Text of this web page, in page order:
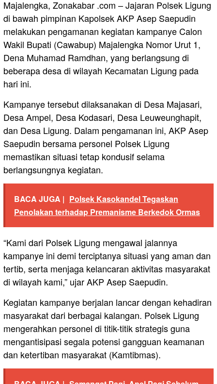
Majalengka, Zonakabar .com – Jajaran Polsek Ligung
di bawah pimpinan Kapolsek AKP Asep Saepudin
melakukan pengamanan kegiatan kampanye Calon
Wakil Bupati (Cawabup) Majalengka Nomor Urut 1,
Dena Muhamad Ramdhan, yang berlangsung di
beberapa desa di wilayah Kecamatan Ligung pada
hari ini.
Kampanye tersebut dilaksanakan di Desa Majasari,
Desa Ampel, Desa Kodasari, Desa Leuweunghapit,
dan Desa Ligung. Dalam pengamanan ini, AKP Asep
Saepudin bersama personel Polsek Ligung
memastikan situasi tetap kondusif selama
berlangsungnya kegiatan.
BACA JUGA | Polsek Kasokandel Tegaskan
Penolakan terhadap Premanisme Berkedok Ormas
“Kami dari Polsek Ligung mengawal jalannya
kampanye ini demi terciptanya situasi yang aman dan
tertib, serta menjaga kelancaran aktivitas masyarakat
di wilayah kami,” ujar AKP Asep Saepudin.
Kegiatan kampanye berjalan lancar dengan kehadiran
masyarakat dari berbagai kalangan. Polsek Ligung
mengerahkan personel di titik-titik strategis guna
mengantisipasi segala potensi gangguan keamanan
dan ketertiban masyarakat (Kamtibmas).